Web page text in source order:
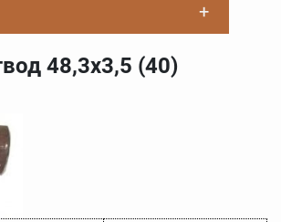
+
48,3х3,5 (40)